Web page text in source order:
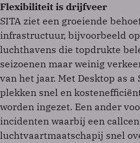
Flexibiliteit is drijfveer
SITA ziet een groeiende
infrastructuur, bijvoorbeeld
luchthavens die topdrukte
seizoenen maar weinig
van het jaar. Met Desktop as a
plekken snel en
worden ingezet. Een ander
incidenten waarbij een
luchtvaartmaatschapij snel